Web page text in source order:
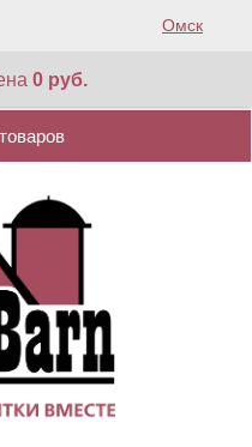
Омск
0 руб.